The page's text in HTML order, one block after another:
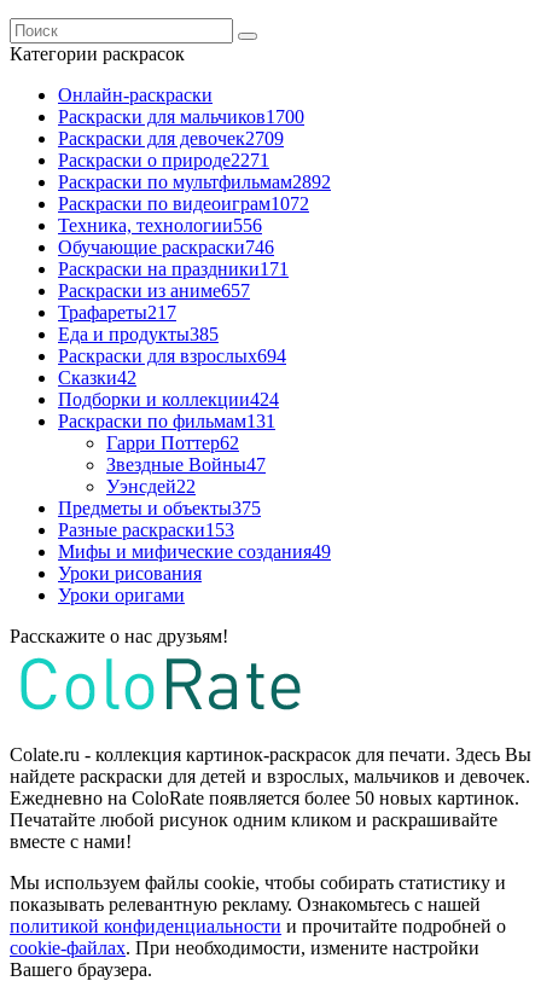
Категории раскрасок
Онлайн-раскраски
Раскраски для мальчиков1700
Раскраски для девочек2709
Раскраски о природе2271
Раскраски по мультфильмам2892
Раскраски по видеоиграм1072
Техника, технологии556
Обучающие раскраски746
Раскраски на праздники171
Раскраски из аниме657
Трафареты217
Еда и продукты385
Раскраски для взрослых694
Сказки42
Подборки и коллекции424
Раскраски по фильмам131
Гарри Поттер62
Звездные Войны47
Уэнсдей22
Предметы и объекты375
Разные раскраски153
Мифы и мифические создания49
Уроки рисования
Уроки оригами
Расскажите о нас друзьям!
Colate.ru - коллекция картинок-раскрасок для печати. Здесь Вы
найдете раскраски для детей и взрослых, мальчиков и девочек.
Ежедневно на ColoRate появляется более 50 новых картинок.
Печатайте любой рисунок одним кликом и раскрашивайте
вместе с нами!
Мы используем файлы cookie, чтобы собирать статистику и
показывать релевантную рекламу. Ознакомьтесь с нашей
политикой конфиденциальности и прочитайте подробней о
cookie-файлах. При необходимости, измените настройки
Вашего браузера.